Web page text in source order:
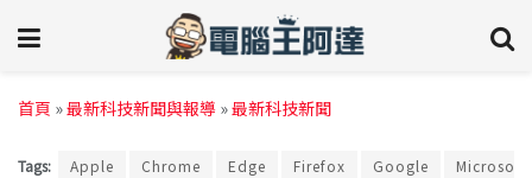
首頁 »最新科技新聞與報導 »最新科技新聞
Tags: Apple Chrome Edge Firefox Google Microsoft